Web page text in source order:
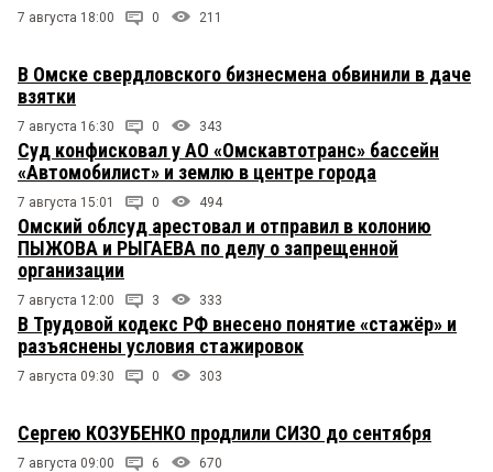
7 августа 18:00 0 211
В Омске свердловского бизнесмена обвинили в даче
взятки
7 августа 16:30 0 343
Суд конфисковал у АО «Омскавтотранс» бассейн
«Автомобилист» и землю в центре города
7 августа 15:01 0 494
Омский облсуд арестовал и отправил в колонию
ПЫЖОВА и РЫГАЕВА по делу о запрещенной
организации
7 августа 12:00 3 333
В Трудовой кодекс РФ внесено понятие «стажёр» и
разъяснены условия стажировок
7 августа 09:30 0 303
Сергею КОЗУБЕНКО продлили СИЗО до сентября
7 августа 09:00 6 670